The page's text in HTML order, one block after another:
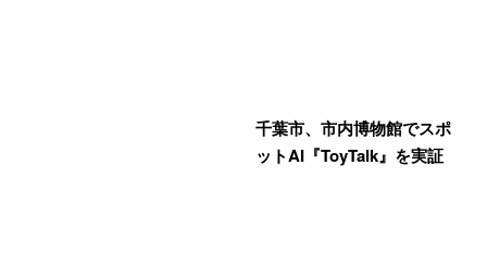
千葉市、市内博物館でスポ
ットAI『ToyTalk』を実証